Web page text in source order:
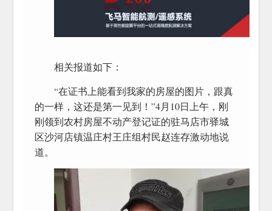
相关报道如下：
“在证书上能看到我家的房屋的图片，跟真
的一样，这还是第一见到！”4月10日上午，刚
刚领到农村房屋不动产登记证的驻马店市驿城
区沙河店镇温庄村王庄组村民赵连存激动地说
道。